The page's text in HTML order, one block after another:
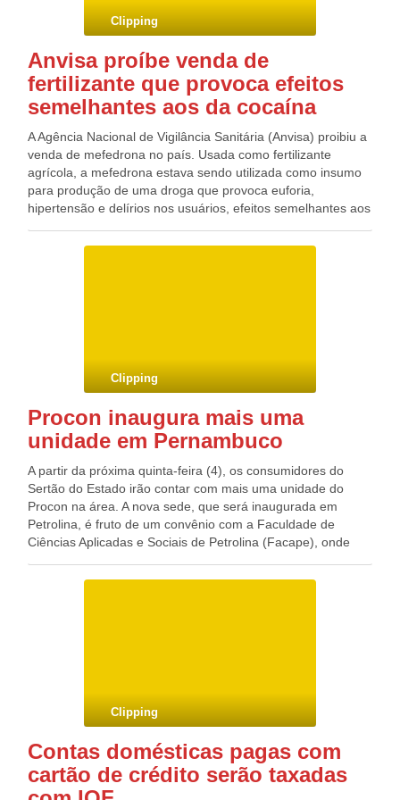
Clipping
Anvisa proíbe venda de
fertilizante que provoca efeitos
semelhantes aos da cocaína
A Agência Nacional de Vigilância Sanitária (Anvisa) proibiu a
venda de mefedrona no país. Usada como fertilizante
agrícola, a mefedrona estava sendo utilizada como insumo
para produção de uma droga que provoca euforia,
hipertensão e delírios nos usuários, efeitos semelhantes aos
passa a ser considerada como o crack e cocaína: uma
Clipping
Procon inaugura mais uma
unidade em Pernambuco
A partir da próxima quinta-feira (4), os consumidores do
Sertão do Estado irão contar com mais uma unidade do
Procon na área. A nova sede, que será inaugurada em
Petrolina, é fruto de um convênio com a Faculdade de
Ciências Aplicadas e Sociais de Petrolina (Facape), onde
ocorrerá às 17h, no campus universitário da faculdade. O
municípios de Araripina, Arcoverde, Belém do São
Em todo o Estado, serão 32 unidades interligadas ao
Sistema Nacional de Informação e Defesa do Consumidor
(Sindec), sistema vinculado ao Ministério da Justiça. No site
Clipping
Contas domésticas pagas com
cartão de crédito serão taxadas